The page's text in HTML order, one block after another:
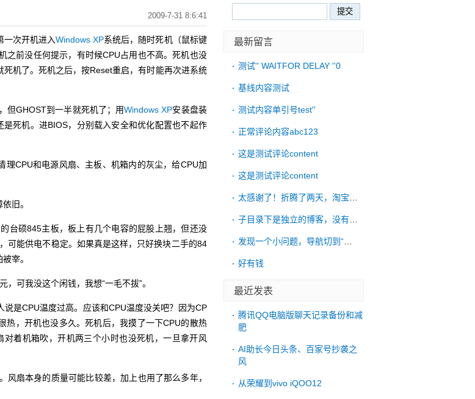
2009-7-31 8:6:41
次开机进入Windows XP系统后，随时死机（鼠标键
之前没任何提示，有时候CPU占用也不高。死机也没
机了。死机之后，按Reset重启，有时能再次进系统
但GHOST到一半就死机了；用Windows XP安装盘装
死机。进BIOS，分别载入安全和优化配置也不起作
CPU和电源风扇、主板、机箱内的灰尘，给CPU加
旧。
硕845主板，板上有几个电容的屁股上翘，但还没
可能供电不稳定。如果真是这样，只好换块二手的84
宰。
可我没这个闲钱，我想“一毛不拔”。
说是CPU温度过高。应该和CPU温度没关吧？因为CP
热，开机也没多久。死机后，我摸了一下CPU的散热
着机箱吹，开机两三个小时也没死机，一旦拿开风
扇本身的质量可能比较差，加上也用了那么多年，
最新留言
测试'' WAITFOR DELAY ''0
基线内容测试
测试内容单引号test''
正常评论内容abc123
这是测试评论content
这是测试评论content
好有钱
最近发表
腾讯QQ电脑版聊天记录备份和减
肥
AI助长今日头条、百家号抄袭之
风
从荣耀到vivo iQOO12